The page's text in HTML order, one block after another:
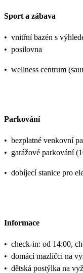
Sport a zábava
• vnitřní bazén s
• posilovna
• wellness centrum
Parkování
• bezplatné venkovní
• garážové parkování
• dobíjecí stanice pro
Informace
• check-in: od 14:00,
• domácí mazlíčci na
• dětská postýlka na